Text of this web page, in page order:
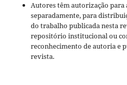
Autores têm autorização
separadamente, para
do trabalho publicada nesta
repositório institucional ou
reconhecimento de autoria e
revista.